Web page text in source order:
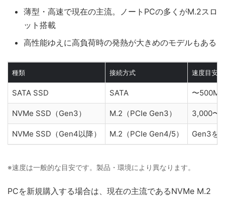
薄型・高速で現在の主流。ノートPCの多くがM.2スロ
ット搭載
高性能ゆえに高負荷時の発熱が大きめのモデルもある
種類 接続方式 速度目安
SATA SSD SATA 〜
NVMe SSD（Gen3） M.2（PCIe Gen3） 3,000〜
NVMe SSD（Gen4以降） M.2（PCIe Gen4/5） Gen3を
※速度は一般的な目安です。製品・環境により異なります。
PCを新規購入する場合は、現在の主流であるNVMe M.2